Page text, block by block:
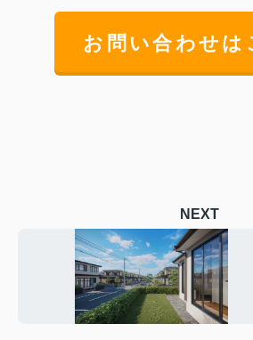
お問い合わせは
NEXT